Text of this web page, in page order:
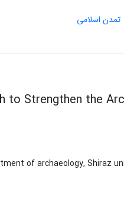
تمدن اسلامی
to Strengthen the
of archaeology, Shiraz